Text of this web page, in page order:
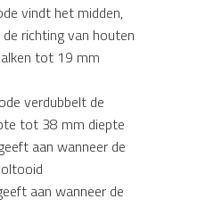
vindt het midden,
de richting van houten
tot 19 mm
verdubbelt de
tot 38 mm diepte
aan wanneer de
aan wanneer de